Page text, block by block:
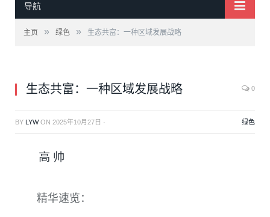
导航
主页 » 绿色 » 生态共富：一种区域发展战略
生态共富：一种区域发展战略 0
BY LYWON 2025年10月27日 · 绿色
高 帅
精华速览：